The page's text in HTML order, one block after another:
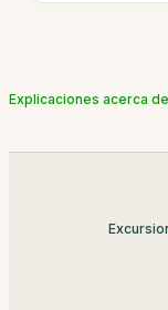
Explicaciones acerca